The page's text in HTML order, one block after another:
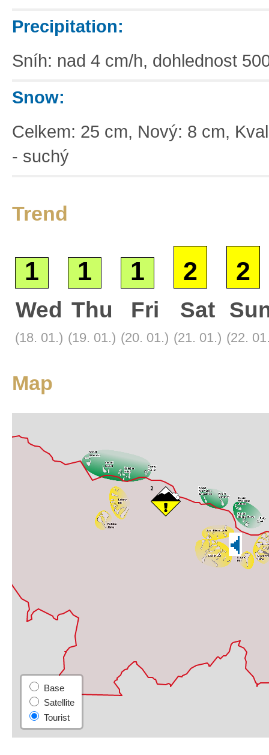
Precipitation:
Sníh: nad 4 cm/h, dohlednost
Snow:
Celkem: 25 cm, Nový: 8 cm,
- suchý
Trend
1 1 1 2 2
Wed
(18. 01.)
Thu
(19. 01.)
Fri
(20. 01.)
Sat
(21. 01.) (22.
Map
Satellite